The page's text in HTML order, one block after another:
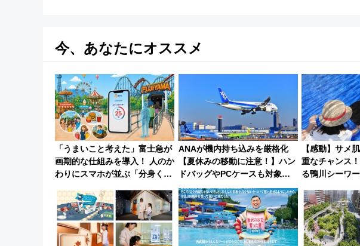
今、あなたにオススメ
「うまいこと考えた」富士急が
画期的な仕組みを導入！ 人のか
わりにスマホが並ぶ「分身く
ANAが機内持ち込みを厳格化
【夏休みの移動に注意！】ハン
ドバッグやPCケースも対象の
「身の回り品」新サイズ制限
(40×30×20cm)おさらい
【感動】サメ
重なチャンス
る鴨川シーワ
み限定企画】